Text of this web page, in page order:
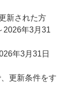
新された方
2026年3月31
年3月31日
更新条件をす